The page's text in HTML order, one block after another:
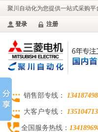
聚川自动化为您提供一站式采购
电工程。
登录 注册
销售部专线：
大客户专线：
全国服务热线：